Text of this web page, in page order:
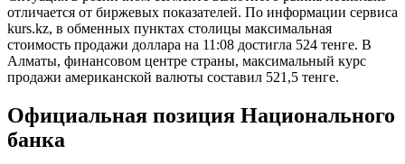
отличается от биржевых показателей. По информации сервиса
kurs.kz, в обменных пунктах столицы максимальная
стоимость продажи доллара на 11:08 достигла 524 тенге. В
Алматы, финансовом центре страны, максимальный курс
продажи американской валюты составил 521,5 тенге.
Официальная позиция Национального
банка